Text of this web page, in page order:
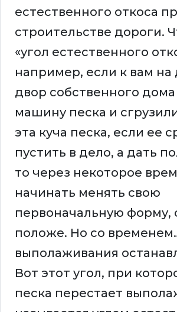
естественного откоса
строительстве дороги.
«угол естественного
например, если к вам на
двор собственного
машину песка и
эта куча песка, если ее
пустить в дело, а дать
то через некоторое
начинать менять свою
первоначальную форму,
положе. Но со
выполаживания
Вот этот угол, при
песка перестает